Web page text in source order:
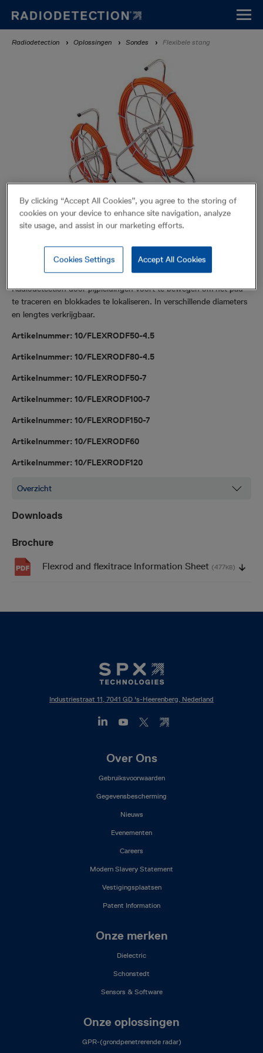
naar
Kruimelpad
Radiodetection Oplossingen Sondes Flexibele stang
Flexibele stang
Sondes
Accessories
Een flexibele stang van glasvezel om sondes van
Radiodetectiondoor pijpleidingen voort te bewegen om het pad
te traceren en blokkades te lokaliseren. In verschillende diameters
en lengtes verkrijgbaar.
Artikelnummer: 10/FLEXRODF50-4.5
Artikelnummer: 10/FLEXRODF80-4.5
Artikelnummer: 10/FLEXRODF50-7
Artikelnummer: 10/FLEXRODF100-7
Artikelnummer: 10/FLEXRODF150-7
Artikelnummer: 10/FLEXRODF60
Artikelnummer: 10/FLEXRODF120
Downloads
Brochure
Flexrod and flexitrace Information Sheet (477KB)
Industriestraat 11, 7041 GD 's-Heerenberg, Nederland
Over Ons
Gebruiksvoorwaarden
Gegevensbescherming
Nieuws
Evenementen
Careers
Modern Slavery Statement
Vestigingsplaatsen
Patent Information
Onze merken
Dielectric
Schonstedt
Sensors & Software
Onze oplossingen
GPR-(grondpenetrerende radar)
By clicking “Accept All Cookies”, you agree to the storing of
cookies on your device to enhance site navigation, analyze
site usage, and assist in our marketing efforts.
Accept All Cookies
Cookies Settings